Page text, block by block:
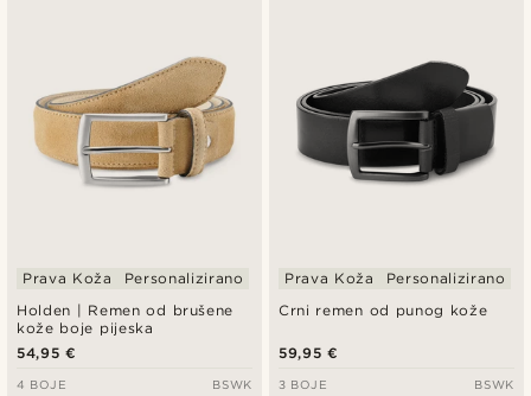
Holden | Remen od brušene
kože boje pijeska
Prava Koža Personalizirano
54,95 €
4 BOJE BSWK
Crni remen od punog kože
Prava Koža Personalizirano
59,95 €
3 BOJE BSWK